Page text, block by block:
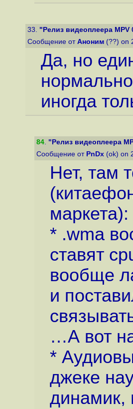
33. "Релиз видеоплеера MPV
Сообщение от Аноним (??) on
Да, но
иногда
84. "Релиз видеоплеера
Сообщение от PnDx (ok) on
Нет, там
маркета):
* .wma
ставят
вообще
и
…А вот
*
джеке
динамик,